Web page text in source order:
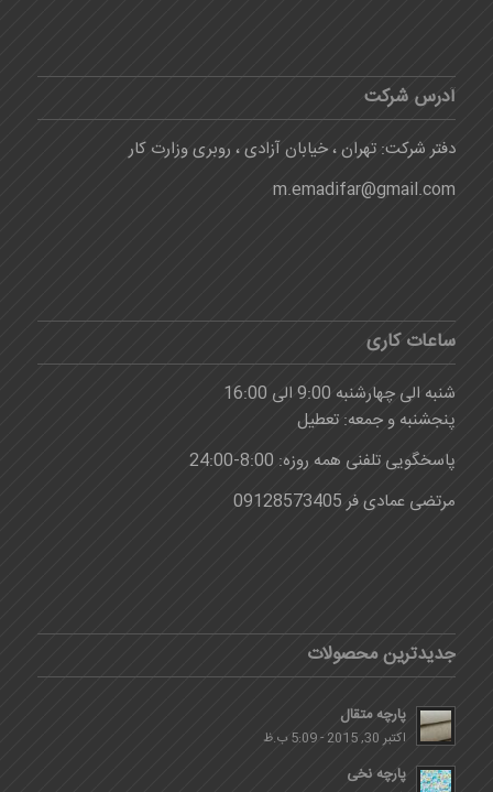
آدرس شرکت
دفتر شرکت: تهران ، خیابان آزادی ، روبری وزارت کار
m.emadifar@gmail.com
ساعات کاری
شنبه الی چهارشنبه 9:00 الی 16:00
پنجشنبه و جمعه: تعطیل
پاسخگویی تلفنی همه روزه: 8:00-24:00
مرتضی عمادی فر 09128573405
جدیدترین محصولات
پارچه متقال
اکتبر 30, 2015 - 5:09 ب.ظ
پارچه نخی